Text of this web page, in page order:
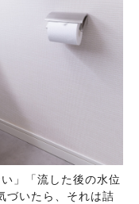
」「流した後の水位
づいたら、それは詰